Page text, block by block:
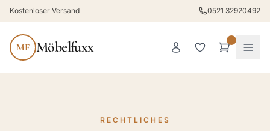
Kostenloser Versand 0521 32920492
MF Möbelfuxx
RECHTLICHES